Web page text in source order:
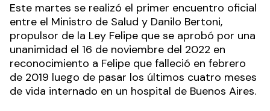
Este martes se realizó el primer encuentro oficial
entre el Ministro de Salud y Danilo Bertoni,
propulsor de la Ley Felipe que se aprobó por una
unanimidad el 16 de noviembre del 2022 en
reconocimiento a Felipe que falleció en febrero
de 2019 luego de pasar los últimos cuatro meses
de vida internado en un hospital de Buenos Aires.